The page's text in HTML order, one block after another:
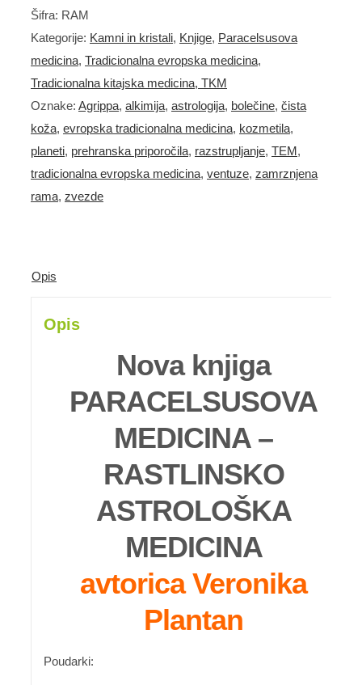
Šifra: RAM
Kategorije: Kamni in kristali, Knjige, Paracelsusova
medicina, Tradicionalna evropska medicina,
Tradicionalna kitajska medicina, TKM
Oznake: Agrippa, alkimija, astrologija, bolečine, čista
koža, evropska tradicionalna medicina, kozmetila,
planeti, prehranska priporočila, razstrupljanje, TEM,
tradicionalna evropska medicina, ventuze, zamrznjena
rama, zvezde
Opis
Opis
Nova knjiga
PARACELSUSOVA
MEDICINA –
RASTLINSKO
ASTROLOŠKA
MEDICINA
avtorica Veronika
Plantan
Poudarki: